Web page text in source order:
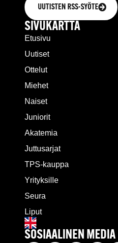
UUTISTEN RSS-SYÖTE
SIVUKARTTA
Etusivu
Uutiset
Ottelut
Miehet
Naiset
Juniorit
Akatemia
Juttusarjat
TPS-kauppa
Yrityksille
Seura
Liput
SOSIAALINEN MEDIA